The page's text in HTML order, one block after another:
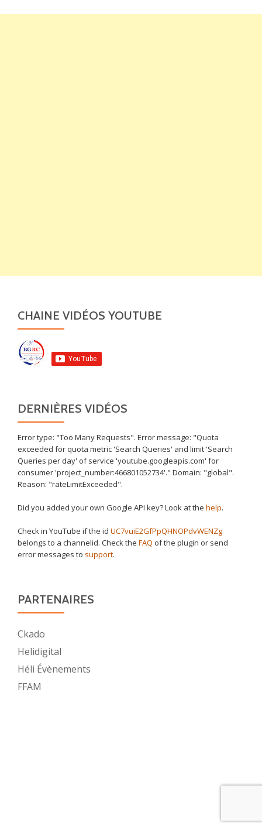
CHAINE VIDÉOS YOUTUBE
DERNIÈRES VIDÉOS
Error type: "Too Many Requests". Error message: "Quota
exceeded for quota metric 'Search Queries' and limit 'Search
Queries per day' of service 'youtube.googleapis.com' for
consumer 'project_number:466801052734'." Domain: "global".
Reason: "rateLimitExceeded".
Did you added your own Google API key? Look at the help.
Check in YouTube if the id UC7vuiE2GfPpQHNOPdvWENZg
belongs to a channelid. Check the FAQ of the plugin or send
error messages to support.
PARTENAIRES
Ckado
Helidigital
Héli Évènements
FFAM